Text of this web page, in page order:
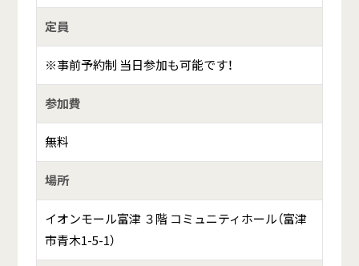
定員
※事前予約制 当日参加も可能です！
参加費
無料
場所
イオンモール富津 ３階 コミュニティホール（富津
市青木1-5-1）